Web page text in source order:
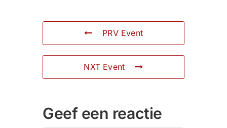
PRV Event
NXT Event
Geef een reactie